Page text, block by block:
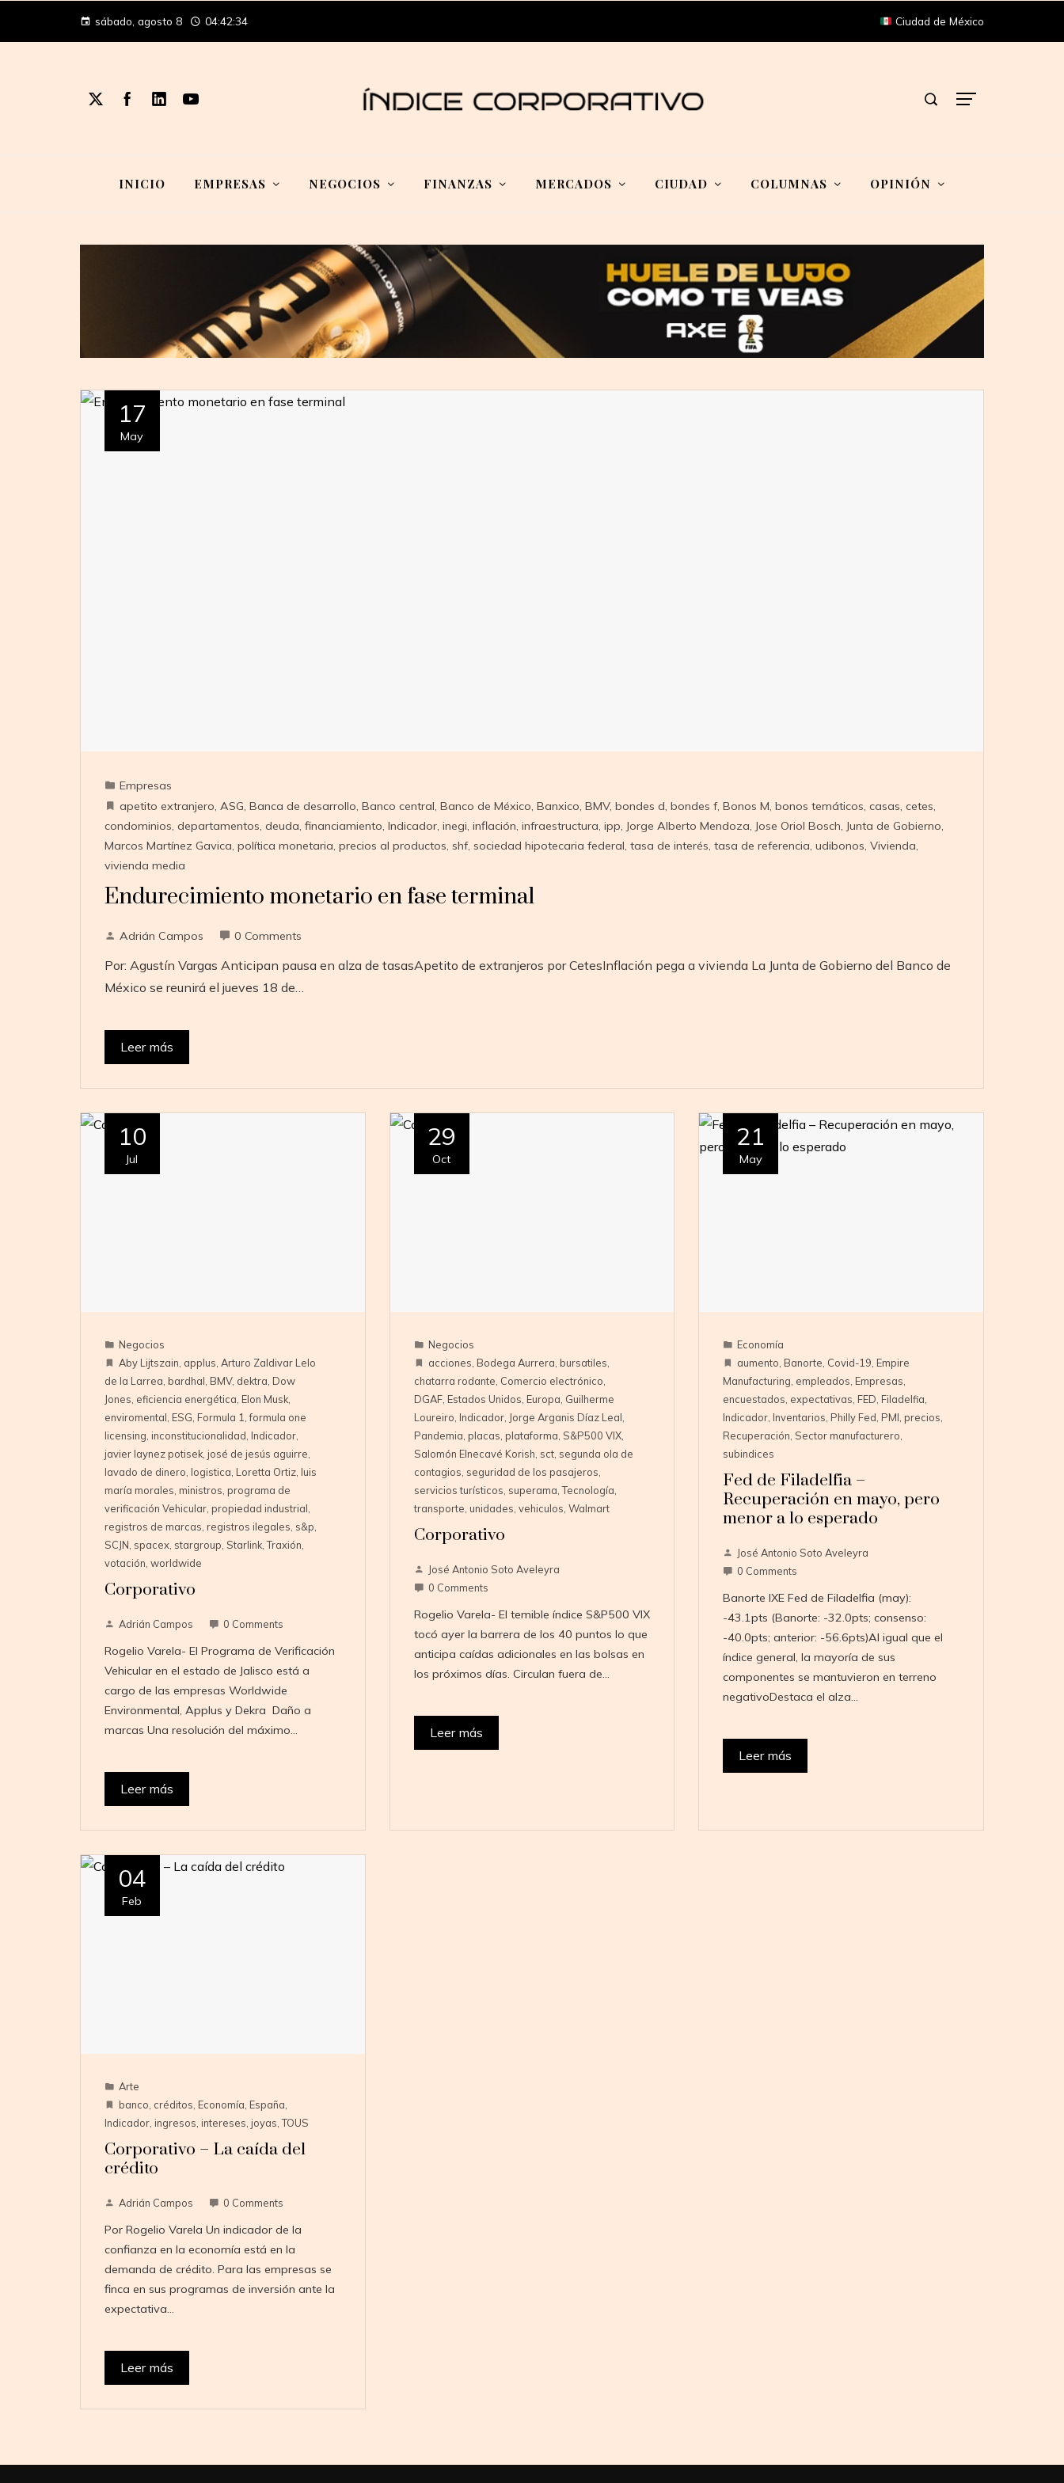
sábado, agosto 8 04:42:34 Ciudad de México
INICIO EMPRESAS NEGOCIOS FINANZAS MERCADOS CIUDAD COLUMNAS OPINIÓN
17
May
Empresas
apetito extranjero, ASG, Banca de desarrollo, Banco central, Banco de México, Banxico, BMV, bondes d, bondes f, Bonos M, bonos temáticos, casas, cetes,
condominios, departamentos, deuda, financiamiento, Indicador, inegi, inflación, infraestructura, ipp, Jorge Alberto Mendoza, Jose Oriol Bosch, Junta de Gobierno,
Marcos Martínez Gavica, política monetaria, precios al productos, shf, sociedad hipotecaria federal, tasa de interés, tasa de referencia, udibonos, Vivienda,
vivienda media
Endurecimiento monetario en fase terminal
Adrián Campos 0 Comments
Por: Agustín Vargas Anticipan pausa en alza de tasasApetito de extranjeros por CetesInflación pega a vivienda La Junta de Gobierno del Banco de
México se reunirá el jueves 18 de…
Leer más
10
Jul
Negocios
Aby Lijtszain applus Arturo Zaldivar Lelo
de la Larrea bardhal BMV, dektra Dow
Jones eficiencia energética Elon Musk,
enviromental ESG Formula 1 ,formula one
licensing inconstitucionalidad Indicador,
javier laynez potisek, josé de jesús aguirre
lavado de dinero logistica Loretta Ortiz, luis
maría morales ministros programa de
verificación Vehicular, propiedad industrial
registros de marcas registros ilegales s&p
SCJN spacex, stargroup Starlink,Traxión
votación worldwide
Corporativo
Adrián Campos 0 Comments
Rogelio Varela- El Programa de Verificación
Vehicular en el estado de Jalisco está a
cargo de las empresas Worldwide
Environmental, Applus y Dekra Daño a
marcas Una resolución del máximo…
Leer más
29
Oct
Negocios
acciones Bodega Aurrera bursatiles
chatarra rodante Comercio electrónico
DGAF, Estados Unidos Europa Guilherme
Loureiro Indicador, Jorge Arganis Díaz Leal
Pandemia placas plataforma S&P500 VIX,
Salomón Elnecavé Korish sct, segunda ola de
contagios seguridad de los pasajeros
servicios turísticos superama ,Tecnología
transporte unidades vehiculos Walmart
Corporativo
José Antonio Soto Aveleyra
0 Comments
Rogelio Varela- El temible índice S&P500 VIX
tocó ayer la barrera de los 40 puntos lo que
anticipa caídas adicionales en las bolsas en
los próximos días. Circulan fuera de…
Leer más
21
May
Economía
aumento Banorte Covid-19 Empire
Manufacturing empleados Empresas
encuestados expectativas FED Filadelfia
Indicador Inventarios Philly Fed PMI ,precios
Recuperación Sector manufacturero
subindices
Fed de Filadelfia –
Recuperación en mayo, pero
menor a lo esperado
José Antonio Soto Aveleyra
0 Comments
Banorte IXE Fed de Filadelfia (may):
-43.1pts (Banorte: -32.0pts; consenso:
-40.0pts; anterior: -56.6pts)Al igual que el
índice general, la mayoría de sus
componentes se mantuvieron en terreno
negativoDestaca el alza…
Leer más
04
Feb
Arte
banco, créditos, Economía, España,
Indicador, ingresos, intereses, joyas,TOUS
Corporativo – La caída del
crédito
Adrián Campos 0 Comments
Por Rogelio Varela Un indicador de la
confianza en la economía está en la
demanda de crédito. Para las empresas se
finca en sus programas de inversión ante la
expectativa…
Leer más